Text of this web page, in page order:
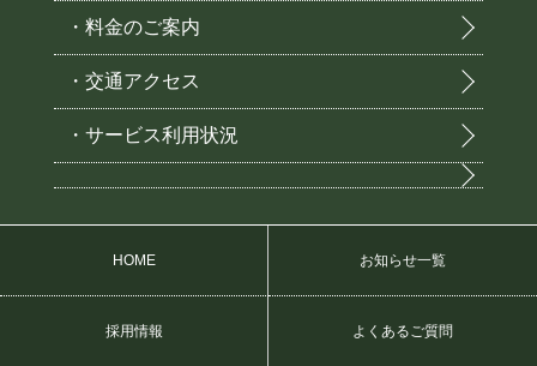
・料金のご案内
・交通アクセス
・サービス利用状況
HOME お知らせ一覧
採用情報 よくあるご質問